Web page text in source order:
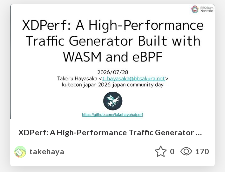
XDPerf: A High-Performance Traffic Generator Built with WASM and eBPF
takehaya
0 170